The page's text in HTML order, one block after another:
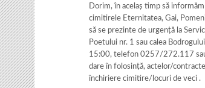
Dorim, în acelaș timp să
cimitirele Eternitatea, Gai,
să se prezinte de urgență la
Poetului nr. 1 sau calea
15:00, telefon 0257/272.117
dare în folosință, actelor/
închiriere cimitire/locuri de veci .